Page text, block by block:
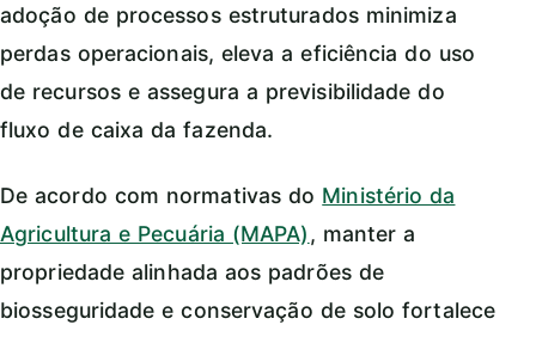
adoção de processos estruturados minimiza
perdas operacionais, eleva a eficiência do uso
de recursos e assegura a previsibilidade do
fluxo de caixa da fazenda.
De acordo com normativas do Ministério da
Agricultura e Pecuária (MAPA), manter a
propriedade alinhada aos padrões de
biosseguridade e conservação de solo fortalece